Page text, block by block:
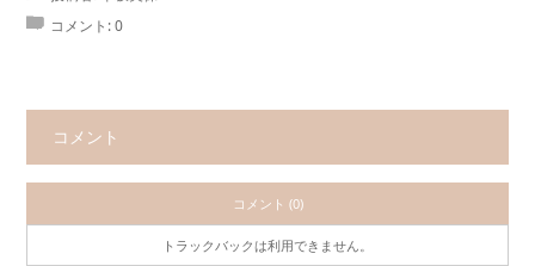
コメント:0
コメント
コメント (0)
トラックバックは利用できません。